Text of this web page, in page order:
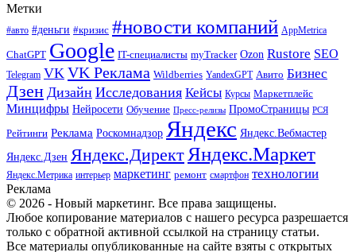
Метки
#авто #деньги #кризис #новости компаний AppMetrica
ChatGPT Google IT-специалисты myTracker Ozon Rustore SEO
Telegram VK VK Реклама Wildberries YandexGPT Авито Бизнес
Дзен Дизайн Исследования Кейсы Курсы Маркетплейс
Минцифры Нейросети Обучение Пресс-релизы ПромоСтраницы РСЯ
Рейтинги Реклама Роскомнадзор Яндекс Яндекс.Вебмастер
Яндекс.Дзен Яндекс.ДиректЯндекс.Маркет
Яндекс.Метрика интерьер маркетинг ремонт смартфон технологии
Реклама
© 2026 - Новый маркетинг. Все права защищены.
Любое копирование материалов с нашего ресурса разрешается
только с обратной активной ссылкой на страницу статьи.
Все материалы опубликованные на сайте взяты с открытых